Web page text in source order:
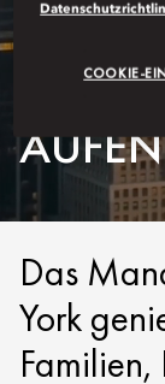
NEW YORK
Das
York
COOKIE-